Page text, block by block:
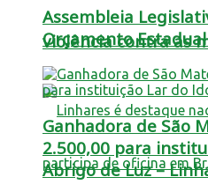
violência contra as
Assembleia
Orçamento
Ganhadora de São
2.500,00 para
Abrigo de Luz –